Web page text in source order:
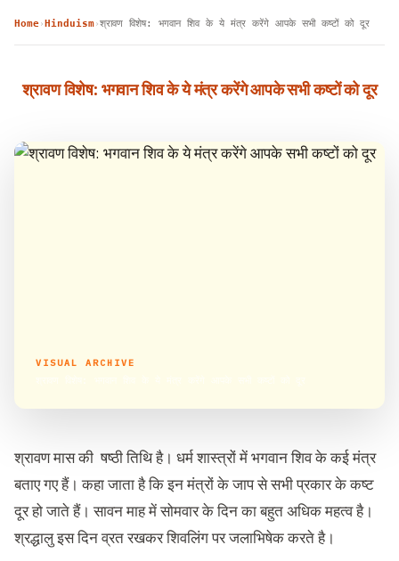
Home› Hinduism›श्रावण विशेष: भगवान शिव के ये मंत्र करेंगे आपके सभी कष्टों को दूर
श्रावण विशेष: भगवान शिव के ये मंत्र करेंगे आपके सभी कष्टों को दूर
VISUAL ARCHIVE
श्रावण मास की षष्ठी तिथि है। धर्म शास्त्रों में भगवान शिव के कई मंत्र
बताए गए हैं। कहा जाता है कि इन मंत्रों के जाप से सभी प्रकार के कष्ट
दूर हो जाते हैं। सावन माह में सोमवार के दिन का बहुत अधिक महत्व है।
श्रद्धालु इस दिन व्रत रखकर शिवलिंग पर जलाभिषेक करते है।